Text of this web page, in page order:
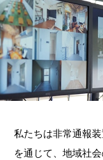
私たちは非常通報
を通じて、地域社